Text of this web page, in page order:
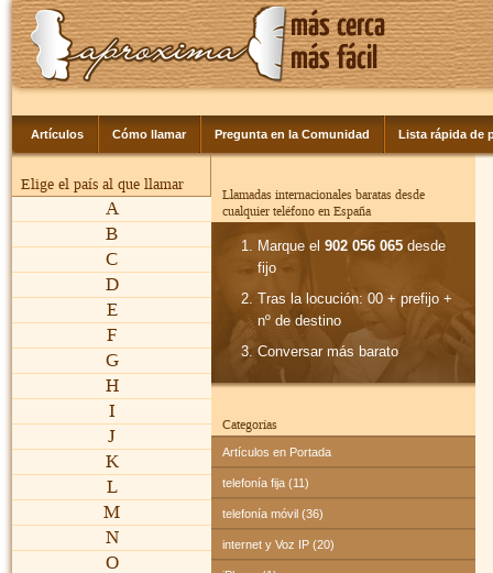
Artículos Cómo llamar Pregunta en la Comunidad Lista rápida de
Elige el país al que llamar
A
B
C
D
E
F
G
H
I
J
K
L
M
N
O
Llamadas internacionales baratas desde
cualquier teléfono en España
Marque el902 056 065 desde
fijo
Tras la locución: 00 + prefijo +
nº de destino
Conversar más barato
Categorías
Artículos en Portada
telefonía fija (11)
telefonía móvil (36)
internet y Voz IP (20)